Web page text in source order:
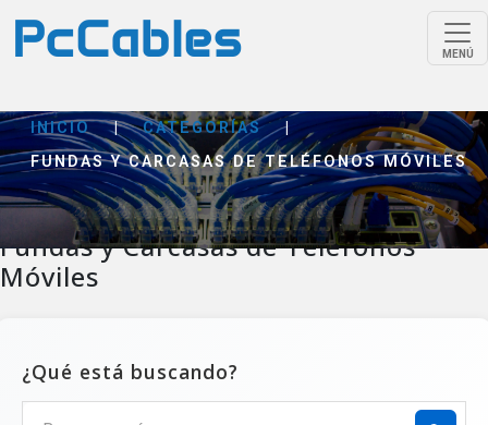
MENÚ
INICIO | CATEGORÍAS
|
FUNDAS Y CARCASAS DE TELÉFONOS MÓVILES
Fundas y Carcasas de Teléfonos
Móviles
¿Qué está buscando?